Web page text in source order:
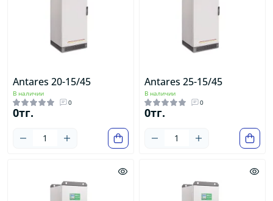
Antares 20-15/45
В наличии
0
0тг.
Antares 25-15/45
В наличии
0
0тг.